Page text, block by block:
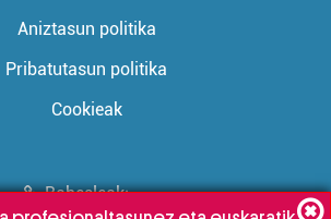
Aniztasun politika
Pribatutasun politika
Cookieak
Babesleak: